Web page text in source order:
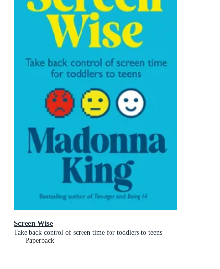
Screen Wise
Take back control of screen time for toddlers to teens
Paperback